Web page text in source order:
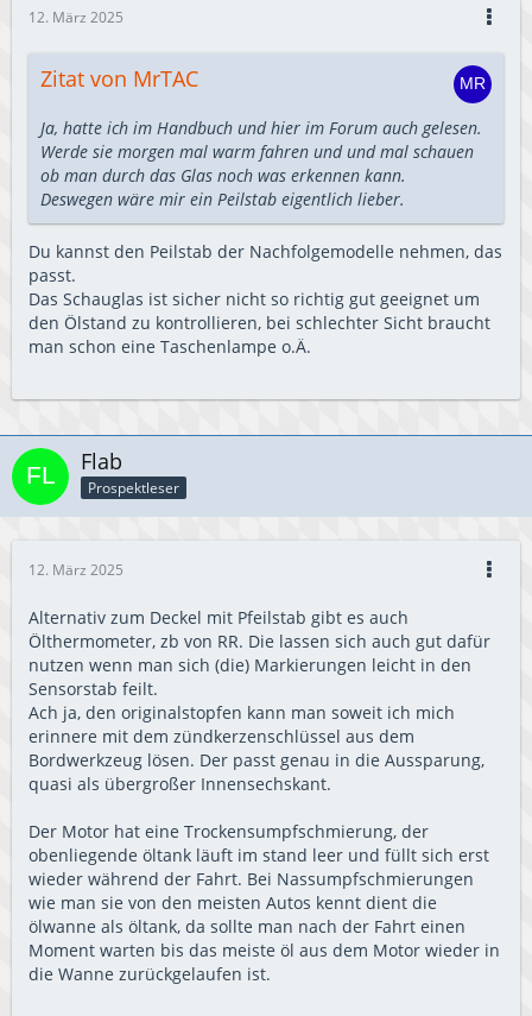
12. März 2025
Zitat von MrTAC
Ja, hatte ich im Handbuch und hier im Forum auch gelesen.
Werde sie morgen mal warm fahren und und mal schauen
ob man durch das Glas noch was erkennen kann.
Deswegen wäre mir ein Peilstab eigentlich lieber.
Du kannst den Peilstab der Nachfolgemodelle nehmen, das
passt.
Das Schauglas ist sicher nicht so richtig gut geeignet um
den Ölstand zu kontrollieren, bei schlechter Sicht braucht
man schon eine Taschenlampe o.Ä.
Flab
Prospektleser
12. März 2025
Alternativ zum Deckel mit Pfeilstab gibt es auch
Ölthermometer, zb von RR. Die lassen sich auch gut dafür
nutzen wenn man sich (die) Markierungen leicht in den
Sensorstab feilt.
Ach ja, den originalstopfen kann man soweit ich mich
erinnere mit dem zündkerzenschlüssel aus dem
Bordwerkzeug lösen. Der passt genau in die Aussparung,
quasi als übergroßer Innensechskant.
Der Motor hat eine Trockensumpfschmierung, der
obenliegende öltank läuft im stand leer und füllt sich erst
wieder während der Fahrt. Bei Nassumpfschmierungen
wie man sie von den meisten Autos kennt dient die
ölwanne als öltank, da sollte man nach der Fahrt einen
Moment warten bis das meiste öl aus dem Motor wieder in
die Wanne zurückgelaufen ist.